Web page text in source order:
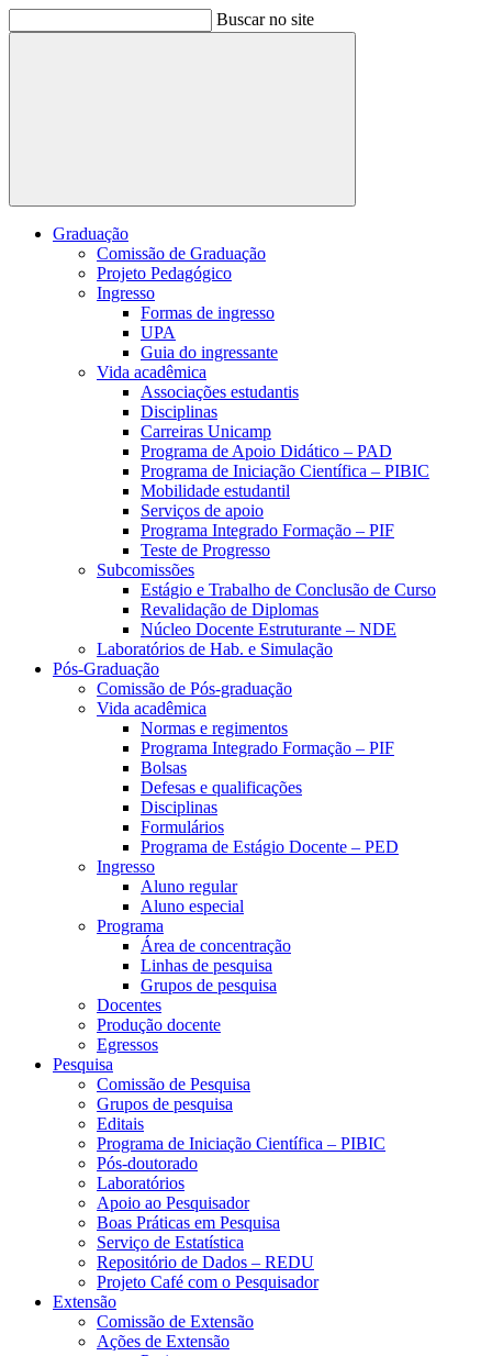
Buscar no site
Buscar
Graduação
Comissão de Graduação
Projeto Pedagógico
Ingresso
Formas de ingresso
UPA
Guia do ingressante
Vida acadêmica
Associações estudantis
Disciplinas
Carreiras Unicamp
Programa de Apoio Didático – PAD
Programa de Iniciação Científica – PIBIC
Mobilidade estudantil
Serviços de apoio
Programa Integrado Formação – PIF
Teste de Progresso
Subcomissões
Estágio e Trabalho de Conclusão de Curso
Revalidação de Diplomas
Núcleo Docente Estruturante – NDE
Laboratórios de Hab. e Simulação
Pós-Graduação
Comissão de Pós-graduação
Vida acadêmica
Normas e regimentos
Programa Integrado Formação – PIF
Bolsas
Defesas e qualificações
Disciplinas
Formulários
Programa de Estágio Docente – PED
Ingresso
Aluno regular
Aluno especial
Programa
Área de concentração
Linhas de pesquisa
Grupos de pesquisa
Docentes
Produção docente
Egressos
Pesquisa
Comissão de Pesquisa
Grupos de pesquisa
Editais
Programa de Iniciação Científica – PIBIC
Pós-doutorado
Laboratórios
Apoio ao Pesquisador
Boas Práticas em Pesquisa
Serviço de Estatística
Repositório de Dados – REDU
Projeto Café com o Pesquisador
Extensão
Comissão de Extensão
Ações de Extensão